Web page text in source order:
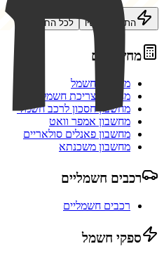
התחילו עכשיו לכל החבילות
מחשבונים
מחשבון חשמל
מחשבון צריכת חשמל
מחשבון חסכון לרכב חשמלי
מחשבון אמפר וואט
מחשבון פאנלים סולאריים
מחשבון משכנתא
רכבים חשמליים
רכבים חשמליים
ספקי חשמל